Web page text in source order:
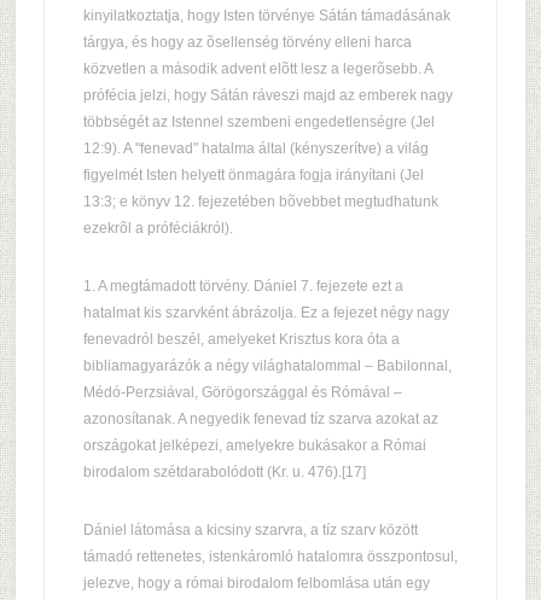
kinyilatkoztatja, hogy Isten törvénye Sátán támadásának
tárgya, és hogy az õsellenség törvény elleni harca
közvetlen a második advent elõtt lesz a legerõsebb. A
prófécia jelzi, hogy Sátán ráveszi majd az emberek nagy
többségét az Istennel szembeni engedetlenségre (Jel
12:9). A "fenevad" hatalma által (kényszerítve) a világ
figyelmét Isten helyett önmagára fogja irányítani (Jel
13:3; e könyv 12. fejezetében bõvebbet megtudhatunk
ezekrõl a próféciákról).
1. A megtámadott törvény. Dániel 7. fejezete ezt a
hatalmat kis szarvként ábrázolja. Ez a fejezet négy nagy
fenevadról beszél, amelyeket Krisztus kora óta a
bibliamagyarázók a négy világhatalommal – Babilonnal,
Médó-Perzsiával, Görögországgal és Rómával –
azonosítanak. A negyedik fenevad tíz szarva azokat az
országokat jelképezi, amelyekre bukásakor a Római
birodalom szétdarabolódott (Kr. u. 476).[17]
Dániel látomása a kicsiny szarvra, a tíz szarv között
támadó rettenetes, istenkáromló hatalomra összpontosul,
jelezve, hogy a római birodalom felbomlása után egy